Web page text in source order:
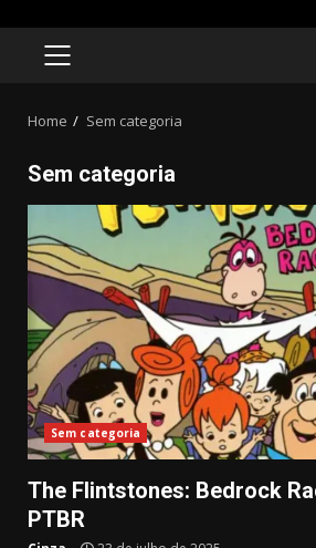
PRIMARY
Home Sem categoria
Sem categoria
Sem categoria
The Flintstones: Bedrock
PTBR